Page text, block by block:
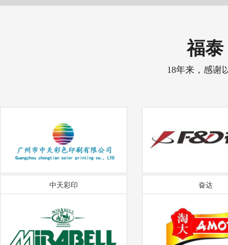
福泰
18年来，感谢
中天彩印 奋达